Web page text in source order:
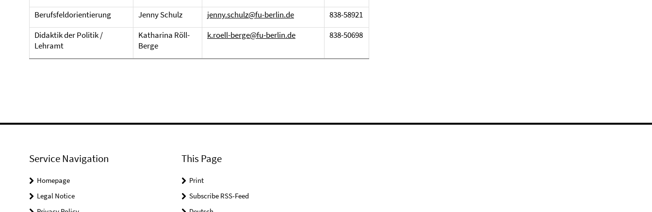
Berufsfeldorientierung Jenny Schulz jenny.schulz@fu-berlin.de
838-58921
Didaktik der Politik /
Lehramt
Katharina Röll-
Berge
k.roell-berge@fu-berlin.de 838-50698
Service Navigation
Homepage
Legal Notice
This Page
Print
Subscribe RSS-Feed